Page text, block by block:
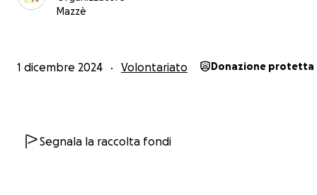
Mazzè
1 dicembre 2024 Volontariato Donazione protetta
Segnala la raccolta fondi